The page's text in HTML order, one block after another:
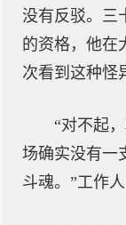
没有反驳。三
的资格，他在
次看到这种怪
“对不起
场确实没有一
斗魂。”工作